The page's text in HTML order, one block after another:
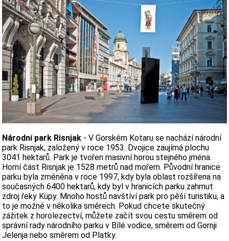
Národní park Risnjak - V Gorském Kotaru se nachází národní
park Risnjak, založený v roce 1953. Dvojice zaujímá plochu
3041 hektarů. Park je tvořen masivní horou stejného jména.
Horní část Risnjak je 1528 metrů nad mořem. Původní hranice
parku byla změněna v roce 1997, kdy byla oblast rozšířena na
současných 6400 hektarů, kdy byl v hranicích parku zahrnut
zdroj řeky Kupy. Mnoho hostů navštíví park pro pěší turistiku, a
to je možné v několika směrech. Pokud chcete skutečný
zážitek z horolezectví, můžete začít svou cestu směrem od
správní rady národního parku v Bílé vodice, směrem od Gornji
Jelenja nebo směrem od Platky.